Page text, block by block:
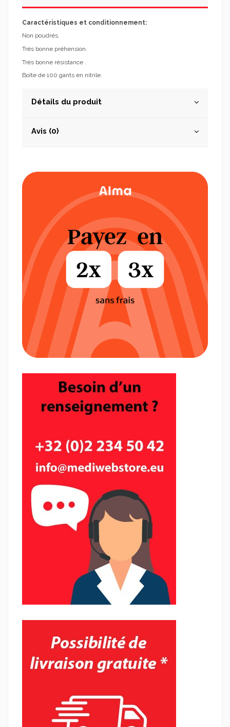
Caractéristiques et conditionnement:
Non poudrés.
Très bonne préhension.
Très bonne résistance .
Boîte de 100 gants en nitrile.
Détails du produit
Avis (0)